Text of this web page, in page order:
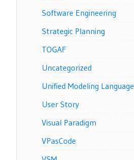
Software Engineering
Strategic Planning
TOGAF
Uncategorized
Unified Modeling Language
User Story
Visual Paradigm
VPasCode